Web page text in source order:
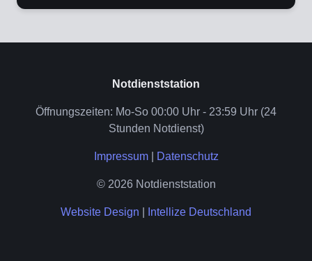
Notdienststation
Öffnungszeiten: Mo-So 00:00 Uhr - 23:59 Uhr (24
Stunden Notdienst)
Impressum| Datenschutz
© 2026 Notdienststation
Website Design Intellize Deutschland